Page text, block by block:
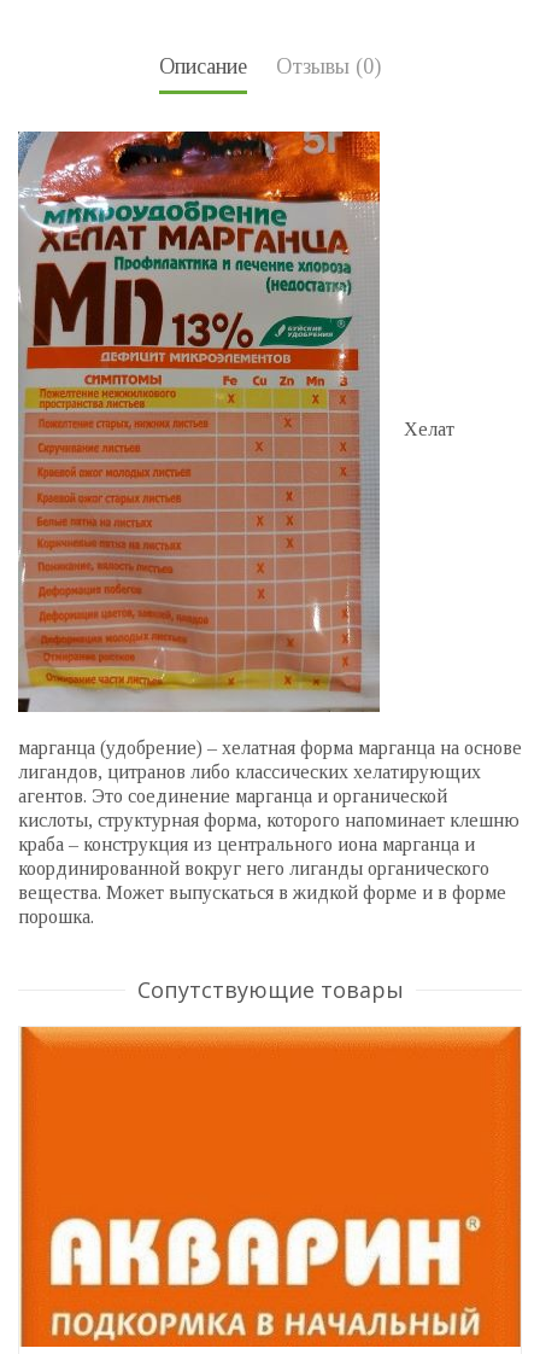
Описание Отзывы (0)
Хелат
марганца (удобрение) – хелатная форма марганца на основе
лигандов, цитранов либо классических хелатирующих
агентов. Это соединение марганца и органической
кислоты, структурная форма, которого напоминает клешню
краба – конструкция из центрального иона марганца и
координированной вокруг него лиганды органического
вещества. Может выпускаться в жидкой форме и в форме
порошка.
Сопутствующие товары